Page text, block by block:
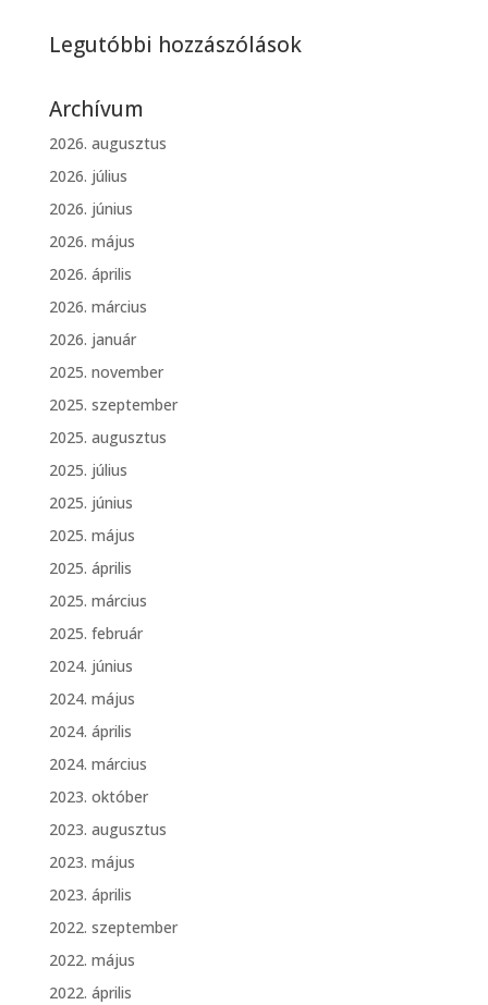
Legutóbbi hozzászólások
Archívum
2026. augusztus
2026. július
2026. június
2026. május
2026. április
2026. március
2026. január
2025. november
2025. szeptember
2025. augusztus
2025. július
2025. június
2025. május
2025. április
2025. március
2025. február
2024. június
2024. május
2024. április
2024. március
2023. október
2023. augusztus
2023. május
2023. április
2022. szeptember
2022. május
2022. április